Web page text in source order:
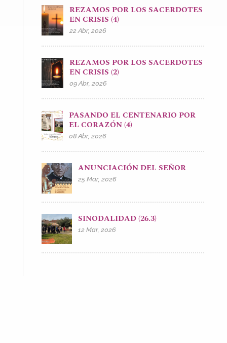
REZAMOS POR LOS SACERDOTES
EN CRISIS (4)
22 Abr, 2026
REZAMOS POR LOS SACERDOTES
EN CRISIS (2)
09 Abr, 2026
PASANDO EL CENTENARIO POR
EL CORAZÓN (4)
08 Abr, 2026
ANUNCIACIÓN DEL SEÑOR
25 Mar, 2026
SINODALIDAD (26.3)
12 Mar, 2026